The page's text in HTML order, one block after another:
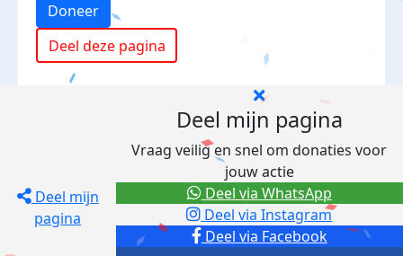
Doneer
Deel deze pagina
Deel mijn
pagina
Deel mijn pagina
Vraag veilig en snel om donaties voor
jouw actie
Deel via Facebook
Deel via Instagram
Deel via WhatsApp